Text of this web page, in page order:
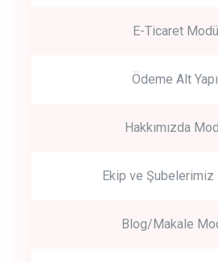
E-Ticaret
Ödeme Alt
Hakkımızda
Ekip ve Şubelerimiz
Blog/Makale